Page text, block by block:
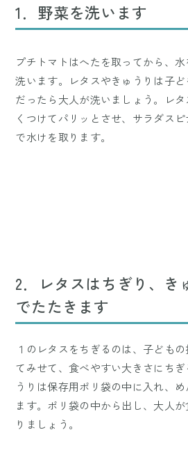
1．野菜を洗います
プチトマトはへたを取ってから、
洗います。レタスやきゅうりは子
だったら大人が洗いましょう。レ
くつけてパリッとさせ、サラダス
で水けを取ります。
2．レタスはちぎり、き
でたたきます
１のレタスをちぎるのは、子ども
てみせて、食べやすい大きさにち
うりは保存用ポリ袋の中に入れ、
ます。ポリ袋の中から出し、大人
りましょう。